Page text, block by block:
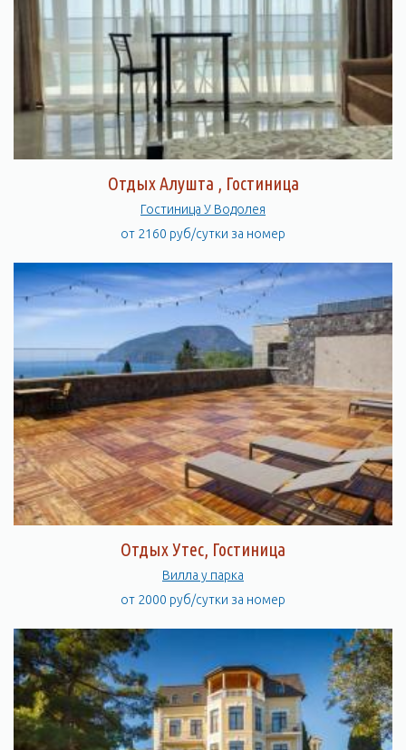
Отдых Алушта , Гостиница
Гостиница У Водолея
от 2160 руб/сутки за номер
Отдых Утес, Гостиница
Вилла у парка
от 2000 руб/сутки за номер